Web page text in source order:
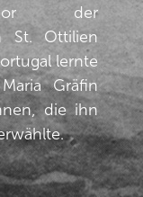
der
St. Ottilien
lernte
Gräfin
die ihn